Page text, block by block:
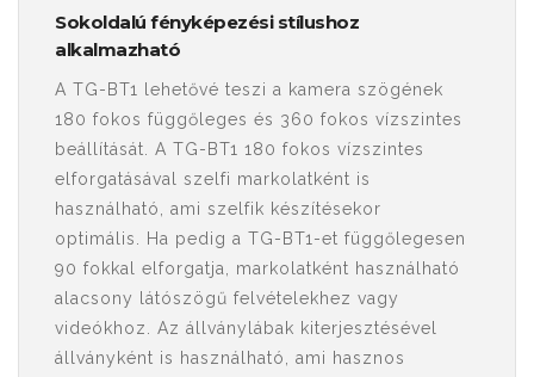
Sokoldalú fényképezési stílushoz
alkalmazható
A TG-BT1 lehetővé teszi a kamera szögének
180 fokos függőleges és 360 fokos vízszintes
beállítását. A TG-BT1 180 fokos vízszintes
elforgatásával szelfi markolatként is
használható, ami szelfik készítésekor
optimális. Ha pedig a TG-BT1-et függőlegesen
90 fokkal elforgatja, markolatként használható
alacsony látószögű felvételekhez vagy
videókhoz. Az állványlábak kiterjesztésével
állványként is használható, ami hasznos